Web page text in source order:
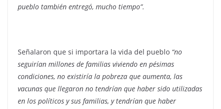
pueblo también entregó, mucho tiempo”.
Señalaron que si importara la vida del pueblo “no
seguirían millones de familias viviendo en pésimas
condiciones, no existiría la pobreza que aumenta, las
vacunas que llegaron no tendrían que haber sido utilizadas
en los políticos y sus familias, y tendrían que haber